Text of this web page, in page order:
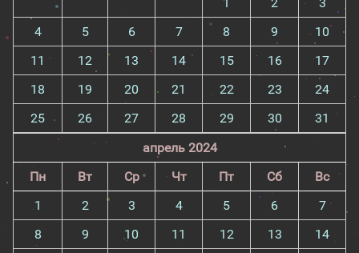
4
5 6 7 8 9
10
11
12 13 14 15 16
17
18
19 20 21 22 23
24
25
26 27 28 29 30
31
апрель 2024
Пн
Вт Ср Чт Пт Сб
Вс
1
2 3 4 5 6
7
8
9 10 11 12 13
14